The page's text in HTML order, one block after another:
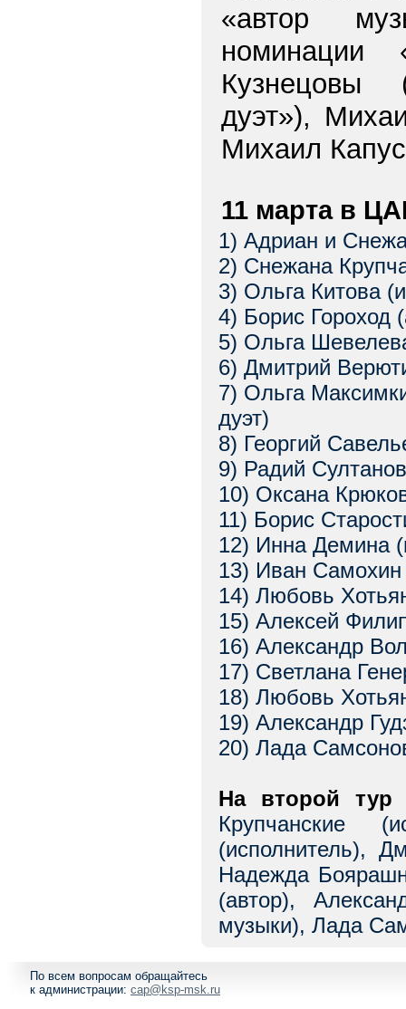
«автор
номинации
Кузнецовы
дуэт»),
Михаил
11 марта в
1) Адриан и
2) Снежана
3) Ольга Китова
4) Борис Гороход
5) Ольга
6) Дмитрий
7) Ольга
дуэт)
8) Георгий
9) Радий
10) Оксана
11) Борис
12) Инна Демина
13) Иван Самохин
14) Любовь
15) Алексей
16) Александр
17) Светлана
18) Любовь
19) Александр
20) Лада
На втоpой
Крупчанские
(исполнитель),
Надежда
(автор),
музыки), Лада
По всем вопросам обращайтесь
к администрации: cap@ksp-msk.ru